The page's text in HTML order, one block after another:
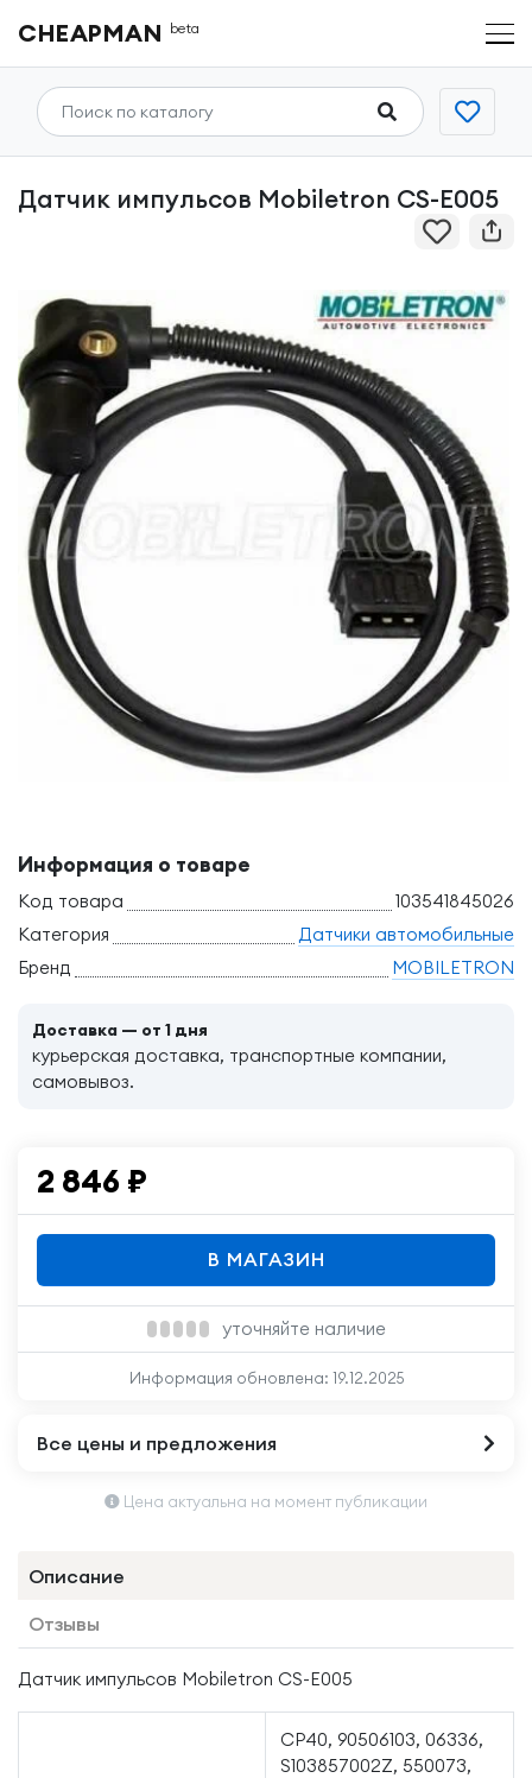
CHEAPMAN beta
Датчик импульсов Mobiletron CS-E005
Информация о товаре
Код товара
103541845026
Категория
Датчики автомобильные
Бренд
MOBILETRON
Доставка — от 1 дня
курьерская доставка, транспортные компании,
самовывоз.
2 846 ₽
В МАГАЗИН
уточняйте наличие
Информация обновлена: 19.12.2025
Все цены и предложения
Цена актуальна на момент публикации
Описание
Отзывы
Датчик импульсов Mobiletron CS-E005
CP40, 90506103, 06336,
S103857002Z, 550073,